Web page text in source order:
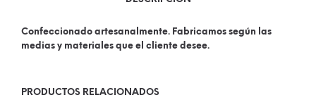
Confeccionado artesanalmente. Fabricamos según las
medias y materiales que el cliente desee.
PRODUCTOS RELACIONADOS